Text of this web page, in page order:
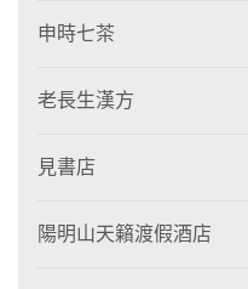
申時七茶
老長生漢方
見書店
陽明山天籟渡假酒店